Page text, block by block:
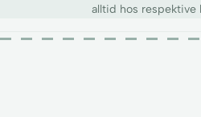
alltid hos respektive